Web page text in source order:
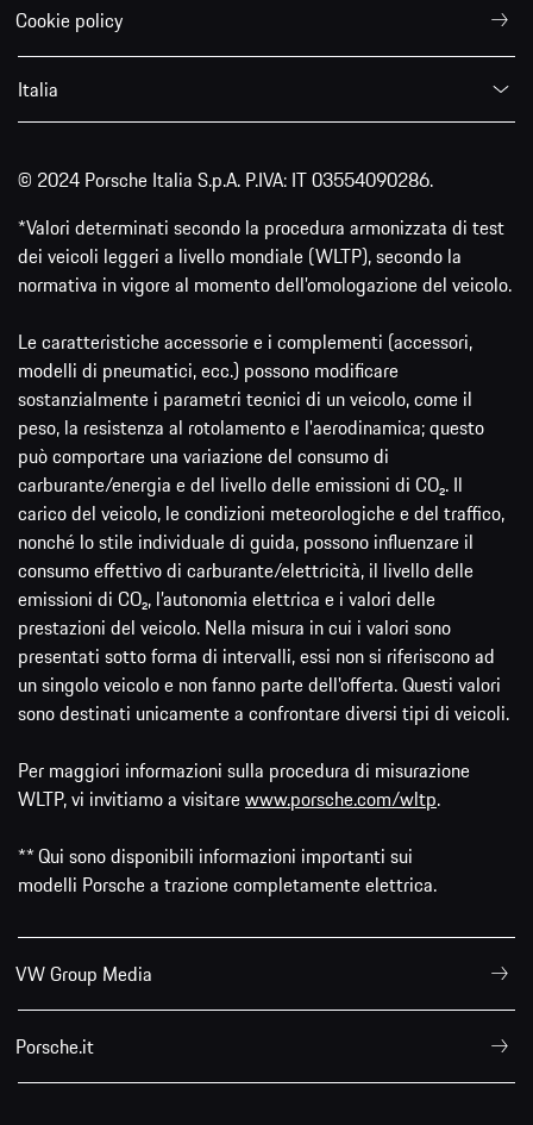
Cookie policy
Italia
© 2024 Porsche Italia S.p.A. P.IVA: IT 03554090286.
*Valori determinati secondo la procedura armonizzata di test
dei veicoli leggeri a livello mondiale (WLTP), secondo la
normativa in vigore al momento dell’omologazione del veicolo.
Le caratteristiche accessorie e i complementi (accessori,
modelli di pneumatici, ecc.) possono modificare
sostanzialmente i parametri tecnici di un veicolo, come il
peso, la resistenza al rotolamento e l'aerodinamica; questo
può comportare una variazione del consumo di
carburante/energia e del livello delle emissioni di CO₂. Il
carico del veicolo, le condizioni meteorologiche e del traffico,
nonché lo stile individuale di guida, possono influenzare il
consumo effettivo di carburante/elettricità, il livello delle
emissioni di CO₂, l’autonomia elettrica e i valori delle
prestazioni del veicolo. Nella misura in cui i valori sono
presentati sotto forma di intervalli, essi non si riferiscono ad
un singolo veicolo e non fanno parte dell'offerta. Questi valori
sono destinati unicamente a confrontare diversi tipi di veicoli.
Per maggiori informazioni sulla procedura di misurazione
WLTP, vi invitiamo a visitarewww.porsche.com/wltp.
** Qui sono disponibili informazioni importanti sui
modelli Porsche a trazione completamente elettrica.
VW Group Media
Porsche.it